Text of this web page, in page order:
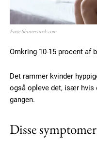
Foto: Shutterstock.com
Omkring 10-15 procent af
Det rammer kvinder
også opleve det, især hvis
gangen.
Disse